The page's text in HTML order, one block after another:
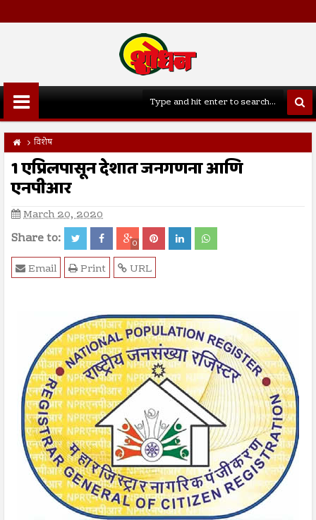
विशेष
1 एप्रिलपासून देशात जनगणना आणि
एनपीआर
March 20, 2020
Share to: 0
URL
Print
Email